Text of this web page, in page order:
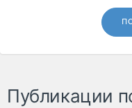
Публикации